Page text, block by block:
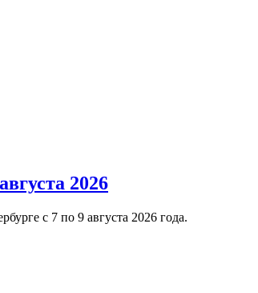
2026
с 7 по 9 августа 2026 года.